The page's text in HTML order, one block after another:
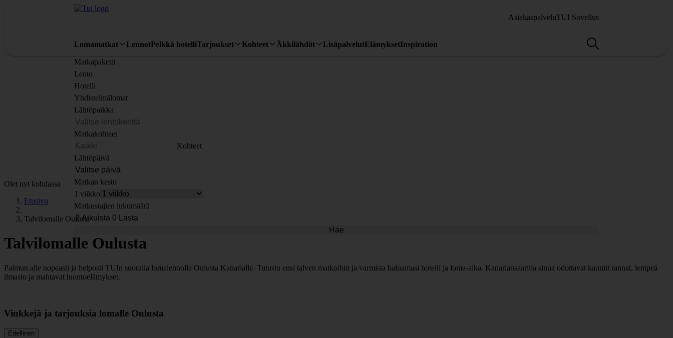
AsiakaspalveluTUI Sovellus
Lomamatkat LennotPelkkä hotelliTarjoukset Kohteet Äkkilähdöt LisäpalvelutElämyksetInspiration
Matkapaketti
Lento
Hotelli
Yhdistelmälomat
Lähtöpaikka
Matkakohteet
Kohteet
Lähtöpäivä
Matkan kesto
1 viikko
Matkustajien lukumäärä
Hae
Olet nyt kohdassa
Etusivu
Talvilomalle Oulusta
Talvilomalle Oulusta
Palmun alle nopeasti ja helposti TUIn suoralla lomalennolla Oulusta Kanarialle. Tutustu ensi talven matkoihin ja varmista haluamasi hotelli ja loma-aika. Kanariansaarilla sinua odottavat kauniit rannat, lempeä
ilmasto ja mahtavat luontoelämykset.
Vinkkejä ja tarjouksia lomalle Oulusta
Edellinen